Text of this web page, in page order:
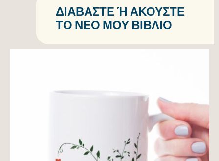
ΔΙΑΒΆΣΤΕ Ή ΑΚΟΎΣΤΕ Τ
Ο ΝΈΟ ΜΟΥ ΒΙΒΛΊΟ